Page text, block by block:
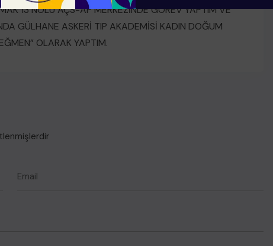
13 NOLU AÇS-AP MERKEZİNDE GÖREV YAPTIM VE
GÜLHANE ASKERİ TIP AKADEMİSİ KADIN DOĞUM
OLARAK YAPTIM.